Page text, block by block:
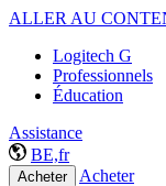
ALLER AU
Logitech G
Professionnels
Éducation
Assistance
BE,fr
Acheter Acheter